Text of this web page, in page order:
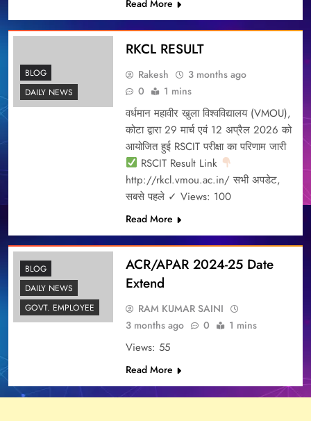
Read More
BLOG
DAILY NEWS
RKCL RESULT
Rakesh
3 months ago
0
1 mins
वर्धमान महावीर खुला विश्वविद्यालय (VMOU),
कोटा द्वारा 29 मार्च एवं 12 अप्रैल 2026 को
आयोजित हुई RSCIT परीक्षा का परिणाम जारी
RSCIT Result Link
http://rkcl.vmou.ac.in/ सभी अपडेट,
सबसे पहले ✓ Views: 100
Read More
BLOG
DAILY NEWS
GOVT. EMPLOYEE
ACR/APAR 2024-25 Date
Extend
RAM KUMAR SAINI
3 months ago
0 1 mins
Views: 55
Read More